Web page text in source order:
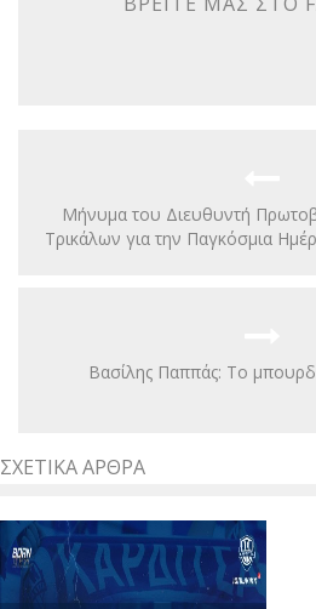
Μήνυμα του Διευθυντή
Τρικάλων για την Παγκόσμια
Bασίλης Παππάς: Το
ΣΧΕΤΙΚΆ ΆΡΘΡΑ